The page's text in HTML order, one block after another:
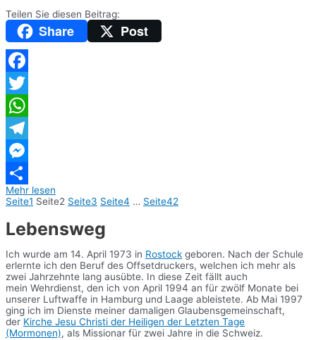
Teilen Sie diesen Beitrag:
Share Post
Facebook
Twitter
WhatsApp
Telegram
Messenger
Teilen
Mehr lesen
Seite1 Seite2 Seite3 Seite4 … Seite42
Lebensweg
Ich wurde am 14. April 1973 in Rostock geboren. Nach der Schule
erlernte ich den Beruf des Offsetdruckers, welchen ich mehr als
zwei Jahrzehnte lang ausübte. In diese Zeit fällt auch
mein Wehrdienst, den ich von April 1994 an für zwölf Monate bei
unserer Luftwaffe in Hamburg und Laage ableistete. Ab Mai 1997
ging ich im Dienste meiner damaligen Glaubensgemeinschaft,
der Kirche Jesu Christi der Heiligen der Letzten Tage
(Mormonen), als Missionar für zwei Jahre in die Schweiz.